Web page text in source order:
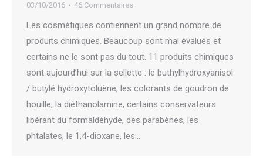
03/10/2016
46 Commentaires
Les cosmétiques contiennent un grand nombre de
produits chimiques. Beaucoup sont mal évalués et
certains ne le sont pas du tout. 11 produits chimiques
sont aujourd’hui sur la sellette : le buthylhydroxyanisol
/ butylé hydroxytoluène, les colorants de goudron de
houille, la diéthanolamine, certains conservateurs
libérant du formaldéhyde, des parabènes, les
phtalates, le 1,4-dioxane, les…